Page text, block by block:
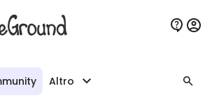
mobile
Altro